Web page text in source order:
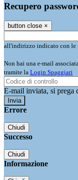
Recupero
button close ×
all'indirizzo indicato con le
Non hai una e-mail
tramite la Login Spaggiari
E-mail inviata, si prega
Errore
Chiudi
Successo
Chiudi
Informazione